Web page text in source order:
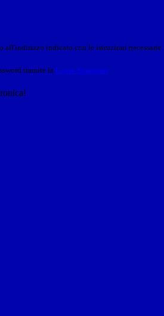
all'indirizzo indicato con le istruzioni necessarie.
tramite la Login Spaggiari